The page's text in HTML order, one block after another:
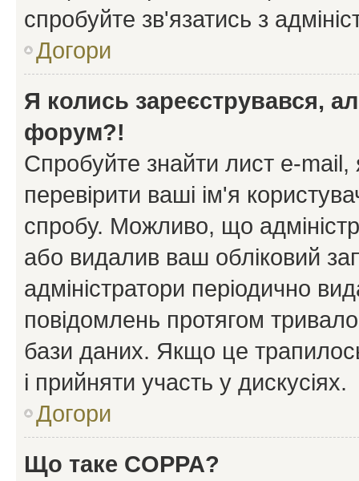
спробуйте зв'язатись з
Догори
Я колись зареєструвався,
форум?!
Спробуйте знайти лист e-mail,
перевірити ваші ім'я
спробу. Можливо, що
або видалив ваш обліковий
адміністратори періодично
повідомлень протягом
бази даних. Якщо це
і прийняти участь у дискусіях.
Догори
Що таке COPPA?